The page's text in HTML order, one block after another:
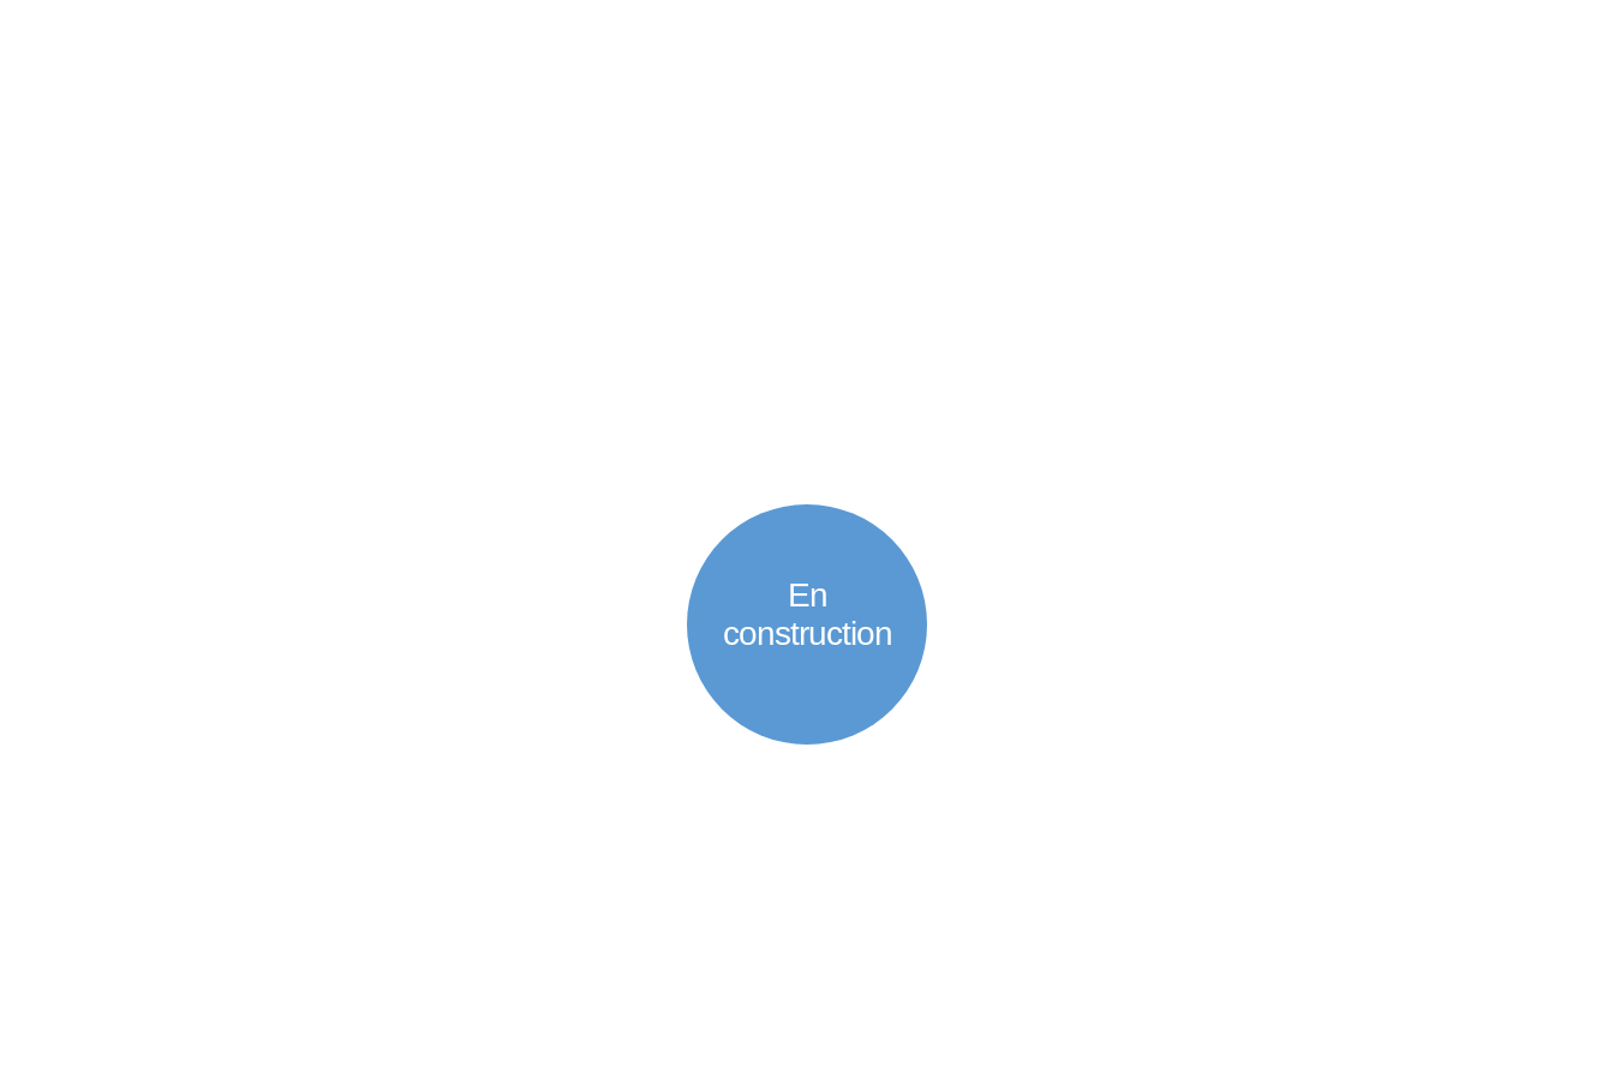
En
construction